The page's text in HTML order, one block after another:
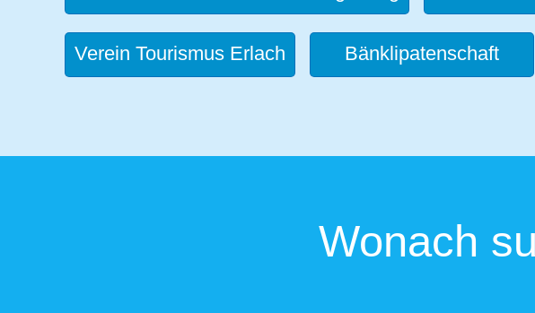
Verein Tourismus Erlach Bänklipatenschaft
Wonach